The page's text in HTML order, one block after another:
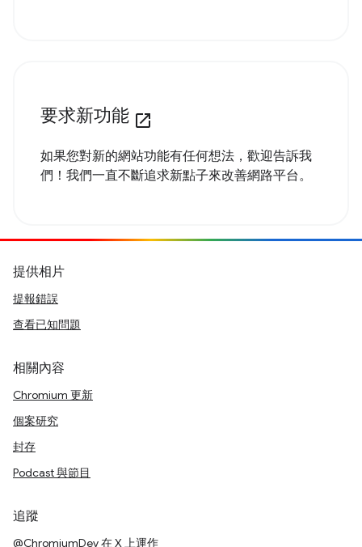
要求新功能 open_in_new
如果您對新的網站功能有任何想法，歡迎告訴我
們！我們一直不斷追求新點子來改善網路平台。
提供相片
提報錯誤
查看已知問題
相關內容
Chromium 更新
個案研究
封存
Podcast 與節目
追蹤
@ChromiumDev 在 X 上運作